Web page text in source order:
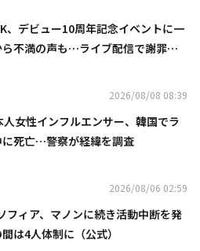
、デビュー10周年記念イベントに一
不満の声も…ライブ配信で謝罪
2026/08/08 08:39
人女性インフルエンサー、韓国でラ
に死亡…警察が経緯を調査
2026/08/06 02:59
フィア、マノンに続き活動中断を発
は4人体制に（公式）